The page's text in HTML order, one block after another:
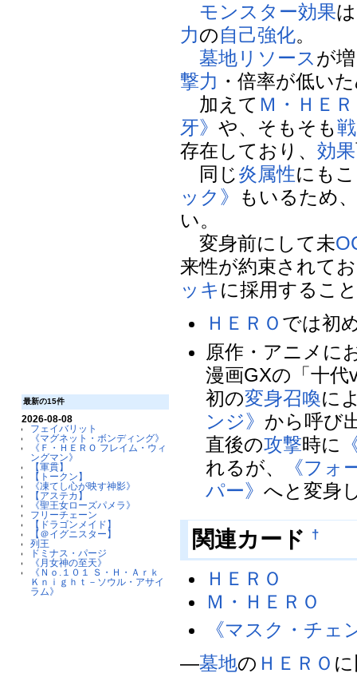
最新の15件
2026-08-08
フェイバリット
《マグネット・ボンディング》
《Ｆ・ＨＥＲＯ フレイム・ウィ
ングマン》
【軍貫】
【トークン】
《凍てし心が映す神影》
【アステカ】
《聖王女ローズパメラ》
フリーチェーン
【ドラゴンメイド】
【＠イグニスター】
列王
ドミナス・パージ
《月女神の至天》
《Ｎｏ.１０１ Ｓ・Ｈ・Ａｒｋ
Ｋｎｉｇｈｔ－ソウル・アサイ
ラム》
モンスター効果は
力の自己強化。
墓地リソースが
撃力 ・倍率が低い
加えて Ｍ・ＨＥ
牙》や、そもそも
存在しており、効果
同じ炎属性にも
ック》
もいるため
い。
変身前にして未
来性が約束されて
ッキ に採用するこ
ＨＥＲＯ では初
原作・アニメに
漫画GXの「十
初の変身召喚に
ンジ》 から呼び
直後の攻撃時に
れるが、
《フォ
パー》へと変身
関連カード †
ＨＥＲＯ
Ｍ・ＨＥＲＯ
《マスク・チェ
―墓地の ＨＥＲＯ